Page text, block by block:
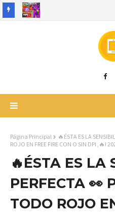
Página Principal
🔥ÉSTA ES LA
ROJO EN FREE FIRE CON O SIN DPI ,🔥!
🔥ÉSTA ES LA
PERFECTA 👀
TODO ROJO